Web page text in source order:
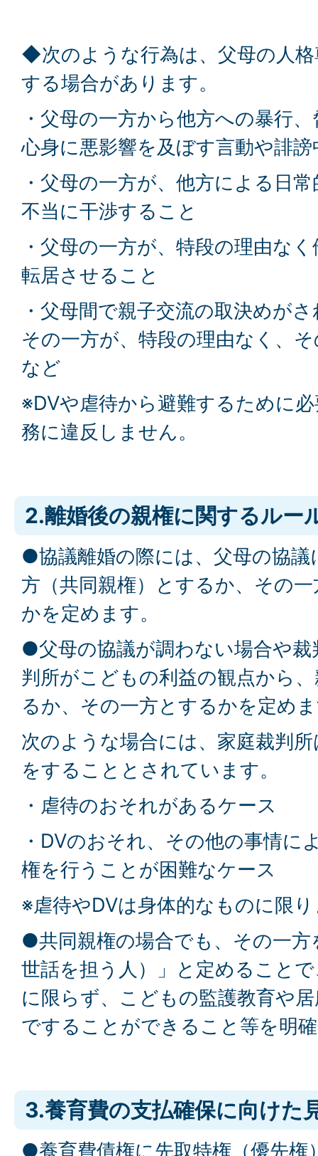
◆次のような行為は、父母の人
する場合があります。
・父母の一方から他方への暴行
心身に悪影響を及ぼす言動や誹
・父母の一方が、他方による日
不当に干渉すること
・父母の一方が、特段の理由な
転居させること
・父母間で親子交流の取決めが
その一方が、特段の理由なく
など
※DVや虐待から避難するために
務に違反しません。
2.離婚後の親権に関するルー
●協議離婚の際には、父母の協議
方（共同親権）とするか、その
かを定めます。
●父母の協議が調わない場合や裁
判所がこどもの利益の観点から
るか、その一方とするかを定め
次のような場合には、家庭裁判
をすることとされています。
・虐待のおそれがあるケース
・DVのおそれ、その他の事情に
権を行うことが困難なケース
※虐待やDVは身体的なものに限
●共同親権の場合でも、その一
世話を担う人）」と定めること
に限らず、こどもの監護教育や
ですることができること等を明
3.養育費の支払確保に向けた
●養育費債権に先取特権（優先権